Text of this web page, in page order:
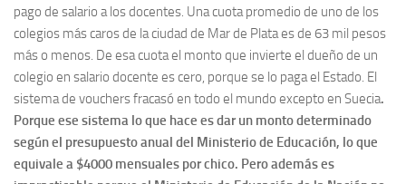
pago de salario a los docentes. Una cuota promedio de uno de los
colegios más caros de la ciudad de Mar de Plata es de 63 mil pesos
más o menos. De esa cuota el monto que invierte el dueño de un
colegio en salario docente es cero, porque se lo paga el Estado. El
sistema de vouchers fracasó en todo el mundo excepto en Suecia.
Porque ese sistema lo que hace es dar un monto determinado
según el presupuesto anual del Ministerio de Educación, lo que
equivale a $4000 mensuales por chico. Pero además es